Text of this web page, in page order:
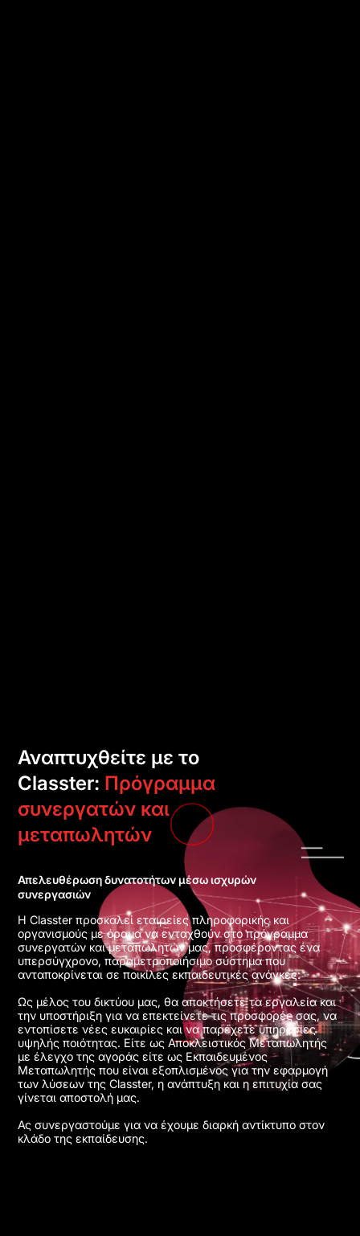
Αναπτυχθείτε με το
Classter: Πρόγραμμα
συνεργατών και
μεταπωλητών
Απελευθέρωση δυνατοτήτων μέσω ισχυρών
συνεργασιών
Η Classter προσκαλεί εταιρείες πληροφορικής και
οργανισμούς με όραμα να ενταχθούν στο πρόγραμμα
συνεργατών και μεταπωλητών μας, προσφέροντας ένα
υπερσύγχρονο, παραμετροποιήσιμο σύστημα που
ανταποκρίνεται σε ποικίλες εκπαιδευτικές ανάγκες.
Ως μέλος του δικτύου μας, θα αποκτήσετε τα εργαλεία και
την υποστήριξη για να επεκτείνετε τις προσφορές σας, να
εντοπίσετε νέες ευκαιρίες και να παρέχετε υπηρεσίες
υψηλής ποιότητας. Είτε ως Αποκλειστικός Μεταπωλητής
με έλεγχο της αγοράς είτε ως Εκπαιδευμένος
Μεταπωλητής που είναι εξοπλισμένος για την εφαρμογή
των λύσεων της Classter, η ανάπτυξη και η επιτυχία σας
γίνεται αποστολή μας.
Ας συνεργαστούμε για να έχουμε διαρκή αντίκτυπο στον
κλάδο της εκπαίδευσης.